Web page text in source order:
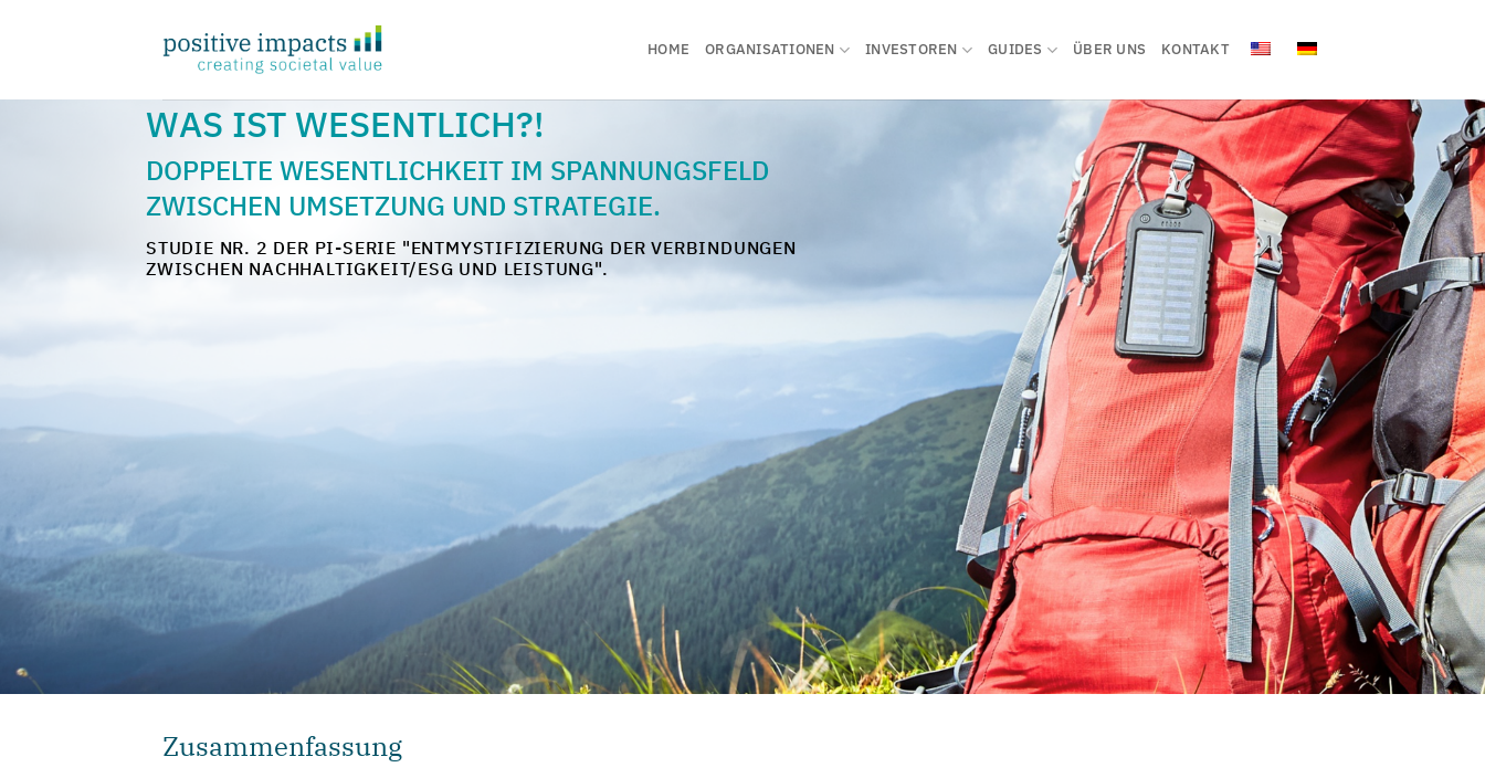
HOME ORGANISATIONEN INVESTOREN GUIDES ÜBER UNS KONTAKT
WAS IST WESENTLICH?!
DOPPELTE WESENTLICHKEIT IM SPANNUNGSFELD
ZWISCHEN UMSETZUNG UND STRATEGIE.
STUDIE NR. 2 DER PI-SERIE "ENTMYSTIFIZIERUNG DER VERBINDUNGEN
ZWISCHEN NACHHALTIGKEIT/ESG UND LEISTUNG".
Zusammenfassung